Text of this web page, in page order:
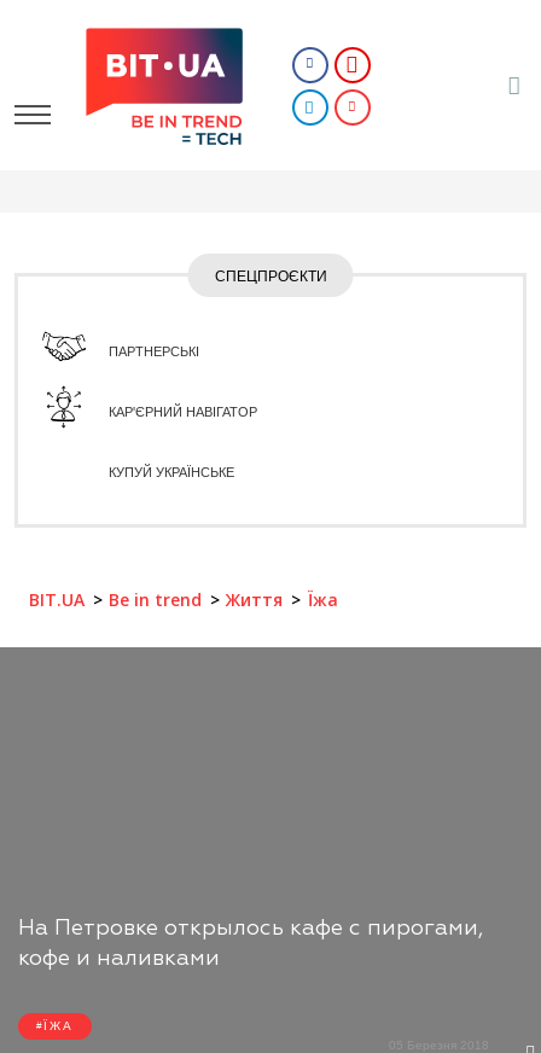
СПЕЦПРОЄКТИ
ПАРТНЕРСЬКІ
КАР'ЄРНИЙ НАВІГАТОР
КУПУЙ УКРАЇНСЬКЕ
BIT.UA Be in trend Життя Їжа
На Петровке открылось кафе с пирогами,
кофе и наливками
ЇЖА
05 Березня 2018